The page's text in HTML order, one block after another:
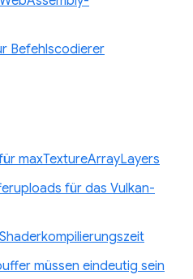
Befehlscodierer
maxTextureArrayLayers
für das Vulkan-
müssen eindeutig sein